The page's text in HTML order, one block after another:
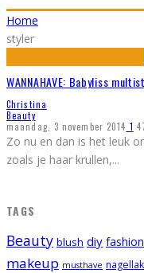
Home
styler
WANNAHAVE: Babyliss
Christina
Beauty
maandag, 3 november 2014 1
Zo nu en dan is het leuk
zoals je haar krullen,...
TAGS
Beauty blush diy fashion
makeup musthave nagellak